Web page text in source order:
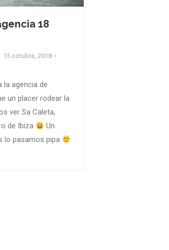
18
15 octubre, 2018
la agencia de
un placer rodear la
ver Sa Caleta,
de Ibiza
Un
lo pasamos pipa